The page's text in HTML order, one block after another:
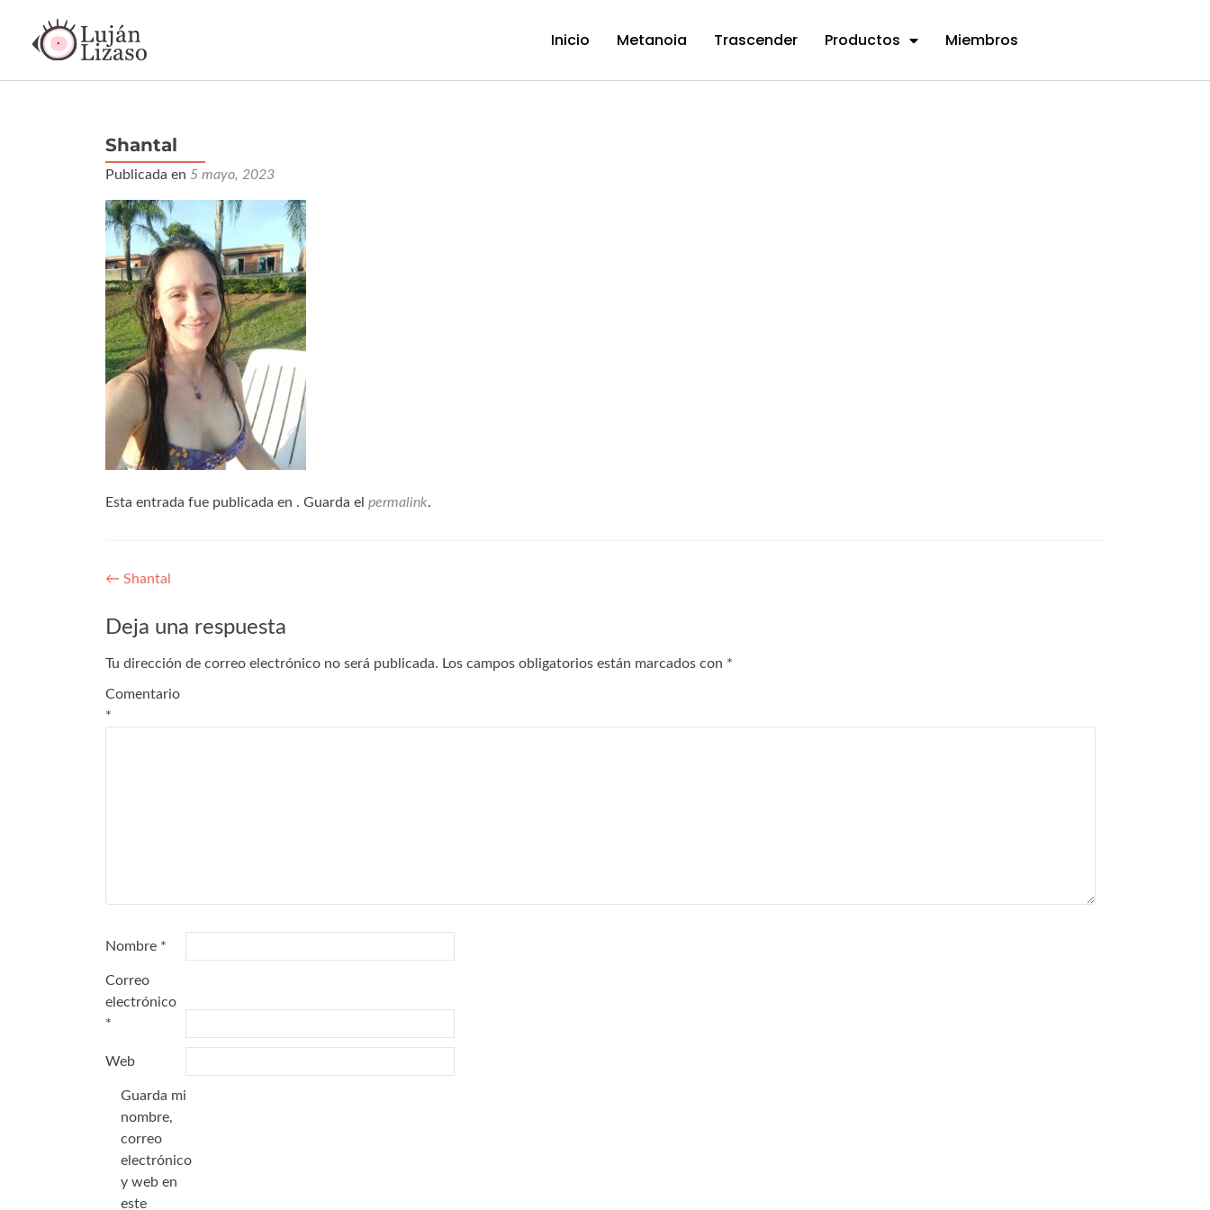
Inicio Metanoia Trascender Productos Miembros
Shantal
Publicada en 5 mayo, 2023
Esta entrada fue publicada en . Guarda el permalink.
← Shantal
Deja una respuesta
Tu dirección de correo electrónico no será publicada. Los campos obligatorios están marcados con *
Comentario
*
Nombre *
Correo
electrónico
*
Web
Guarda mi
nombre,
correo
electrónico
y web en
este